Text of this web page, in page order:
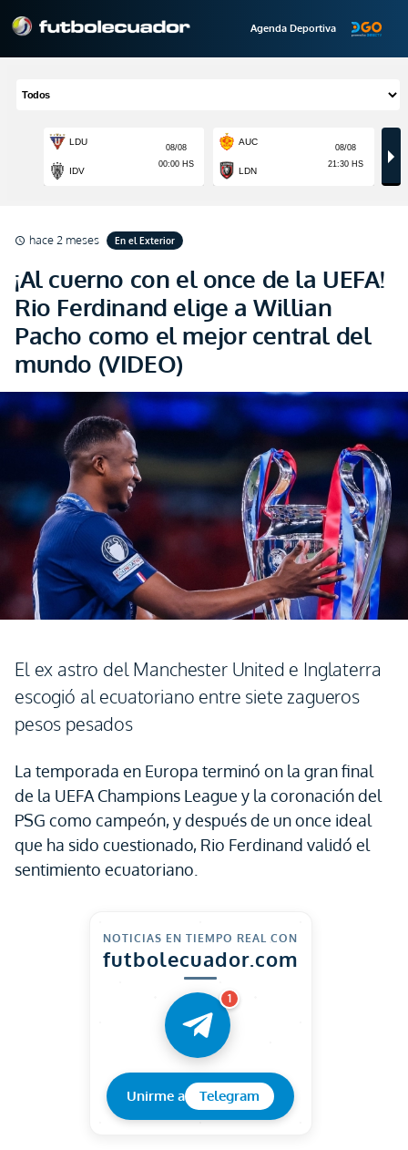
Agenda Deportiva
schedule hace 2 meses En el Exterior
¡Al cuerno con el once de la UEFA!
Rio Ferdinand elige a Willian
Pacho como el mejor central del
mundo (VIDEO)
El ex astro del Manchester United e Inglaterra
escogió al ecuatoriano entre siete zagueros
pesos pesados
La temporada en Europa terminó on la gran final
de la UEFA Champions League y la coronación del
PSG como campeón, y después de un once ideal
que ha sido cuestionado, Rio Ferdinand validó el
sentimiento ecuatoriano.
NOTICIAS EN TIEMPO REAL CON
futbolecuador.com
1
Unirme a Telegram